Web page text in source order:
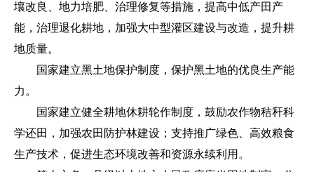
壤改良、地力培肥、治理修复等措施，提高中低产田产
能，治理退化耕地，加强大中型灌区建设与改造，提升耕
地质量。
国家建立黑土地保护制度，保护黑土地的优良生产能
力。
国家建立健全耕地休耕轮作制度，鼓励农作物秸秆科
学还田，加强农田防护林建设；支持推广绿色、高效粮食
生产技术，促进生态环境改善和资源永续利用。